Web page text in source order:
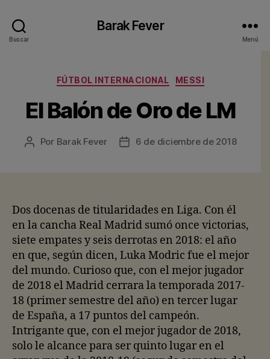
Buscar
Barak Fever
Menú
Categorías
FÚTBOL INTERNACIONAL MESSI
El Balón de Oro de LM
Autor
Por Barak Fever
Fecha6 de diciembre de 2018
Dos docenas de titularidades en Liga. Con él
en la cancha Real Madrid sumó once victorias,
siete empates y seis derrotas en 2018: el año
en que, según dicen, Luka Modric fue el mejor
del mundo. Curioso que, con el mejor jugador
de 2018 el Madrid cerrara la temporada 2017-
18 (primer semestre del año) en tercer lugar
de España, a 17 puntos del campeón.
Intrigante que, con el mejor jugador de 2018,
solo le alcance para ser quinto lugar en el